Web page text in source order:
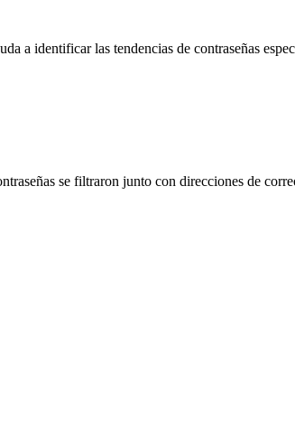
a identificar las tendencias de contraseñas
se filtraron junto con direcciones de